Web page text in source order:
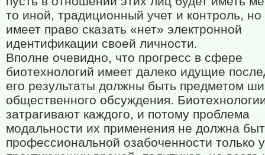
то иной, традиционный учет и контроль, но
имеет право сказать «нет» электронной
идентификации своей личности.
Вполне очевидно, что прогресс в сфере
биотехнологий имеет далеко идущие
его результаты должны быть предметом
общественного обсуждения.
затрагивают каждого, и потому проблема
модальности их применения не должна
профессиональной озабоченности только